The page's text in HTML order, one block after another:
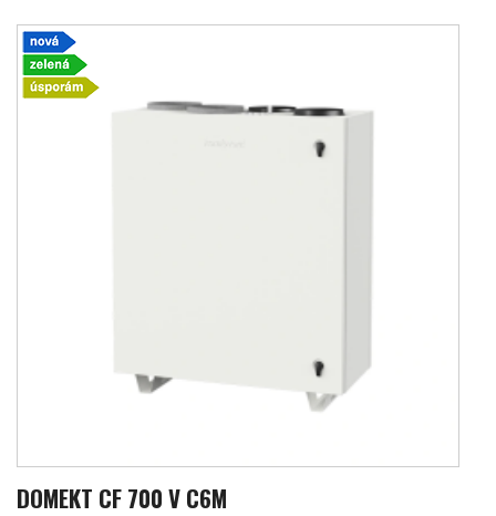
DOMEKT CF 700 V C6M